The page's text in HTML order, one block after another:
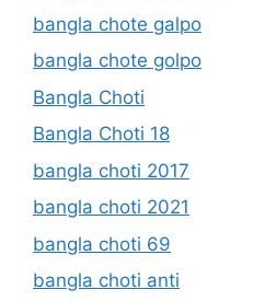
bangla chote galpo
bangla chote golpo
Bangla Choti
Bangla Choti 18
bangla choti 2017
bangla choti 2021
bangla choti 69
bangla choti anti